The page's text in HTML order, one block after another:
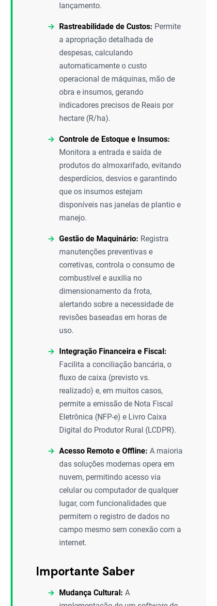
lançamento.
Rastreabilidade de Custos: Permite
a apropriação detalhada de
despesas, calculando
automaticamente o custo
operacional de máquinas, mão de
obra e insumos, gerando
indicadores precisos de Reais por
hectare (R/ha).
Controle de Estoque e Insumos:
Monitora a entrada e saída de
produtos do almoxarifado, evitando
desperdícios, desvios e garantindo
que os insumos estejam
disponíveis nas janelas de plantio e
manejo.
Gestão de Maquinário: Registra
manutenções preventivas e
corretivas, controla o consumo de
combustível e auxilia no
dimensionamento da frota,
alertando sobre a necessidade de
revisões baseadas em horas de
uso.
Integração Financeira e Fiscal:
Facilita a conciliação bancária, o
fluxo de caixa (previsto vs.
realizado) e, em muitos casos,
permite a emissão de Nota Fiscal
Eletrônica (NFP-e) e Livro Caixa
Digital do Produtor Rural (LCDPR).
Acesso Remoto e Offline: A maioria
das soluções modernas opera em
nuvem, permitindo acesso via
celular ou computador de qualquer
lugar, com funcionalidades que
permitem o registro de dados no
campo mesmo sem conexão com a
internet.
Importante Saber
Mudança Cultural: A